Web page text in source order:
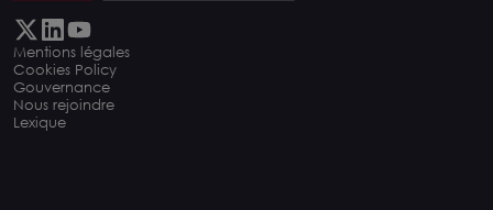
Mentions légales
Cookies Policy
Gouvernance
Nous rejoindre
Lexique